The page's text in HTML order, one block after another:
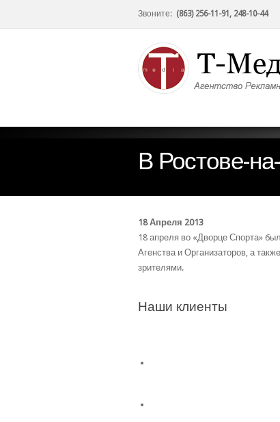
Звоните: (863) 256-11-91, 248-10-44
В Ростове-
18 Апреля 2013
18 апреля во «Дворце Спорта»
Агенства и Организаторов, а
зрителями.
Наши клиенты